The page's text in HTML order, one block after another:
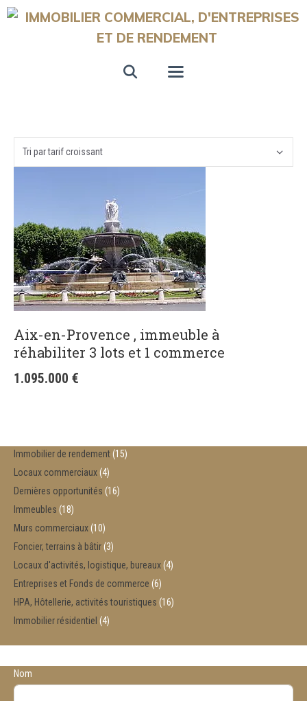
Aix-en-Provence , immeuble à
réhabiliter 3 lots et 1 commerce
1.095.000 €
Immobilier de rendement 15
Locaux commerciaux 4
Dernières opportunités 16
Immeubles 18
Murs commerciaux 10
Foncier, terrains à bâtir 3
Locaux d'activités, logistique, bureaux 4
Entreprises et Fonds de commerce 6
HPA, Hôtellerie, activités touristiques 16
Immobilier résidentiel
4
Nom